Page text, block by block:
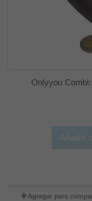
Onlyyou
Agregar para